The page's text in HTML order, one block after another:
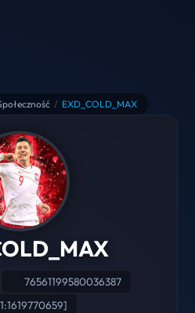
/ EXD_COLD_MAX
76561199580036387